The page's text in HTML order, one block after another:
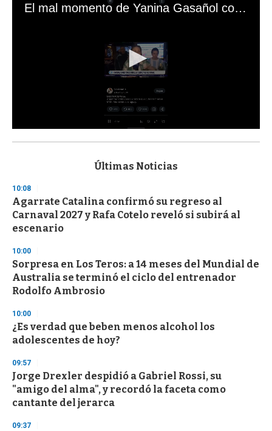
El mal momento de Yanina Gasañol con un hincha argentino en "Subrayado"
s
d
s
o
f
3
s
e
c
o
n
Últimas Noticias
10:08
Agarrate Catalina confirmó su regreso al
Carnaval 2027 y Rafa Cotelo reveló si subirá al
escenario
10:00
Sorpresa en Los Teros: a 14 meses del Mundial de
Australia se terminó el ciclo del entrenador
Rodolfo Ambrosio
10:00
¿Es verdad que beben menos alcohol los
adolescentes de hoy?
09:57
Jorge Drexler despidió a Gabriel Rossi, su
"amigo del alma", y recordó la faceta como
cantante del jerarca
09:37